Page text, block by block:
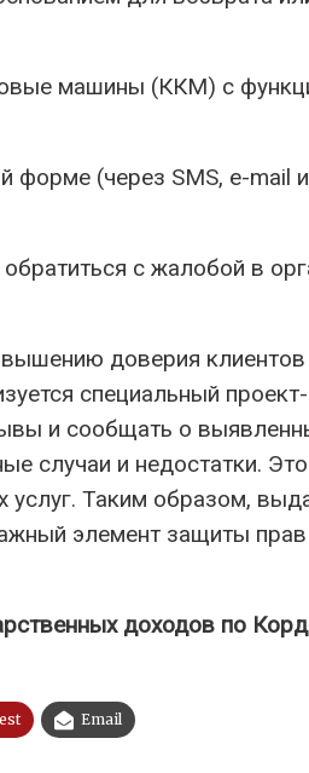
машины (ККМ) с
форме (через SMS, e-mail
с жалобой в
доверия клиентов
специальный
и сообщать о
случаи и недостатки.
Таким образом,
элемент защиты прав
доходов по
Email